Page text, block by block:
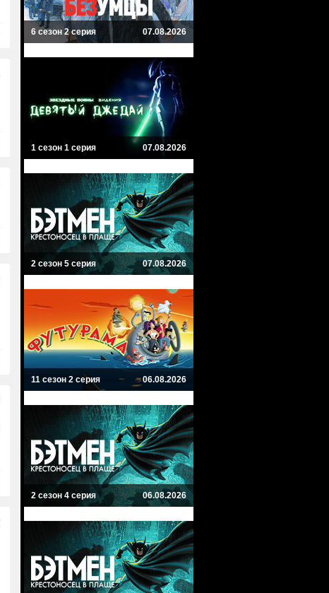
6 сезон 2 серия 07.08.2026
1 сезон 1 серия 07.08.2026
2 сезон 5 серия 07.08.2026
11 сезон 2 серия 06.08.2026
2 сезон 4 серия 06.08.2026